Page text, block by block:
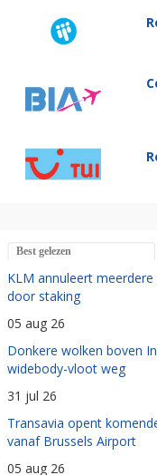
Best gelezen
KLM annuleert
door staking
05 aug 26
Donkere wolken boven
widebody-vloot weg
31 jul 26
Transavia opent
vanaf Brussels Airport
05 aug 26